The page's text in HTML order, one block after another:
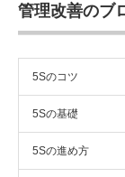
管理改善のブ
5Sのコツ
5Sの基礎
5Sの進め方